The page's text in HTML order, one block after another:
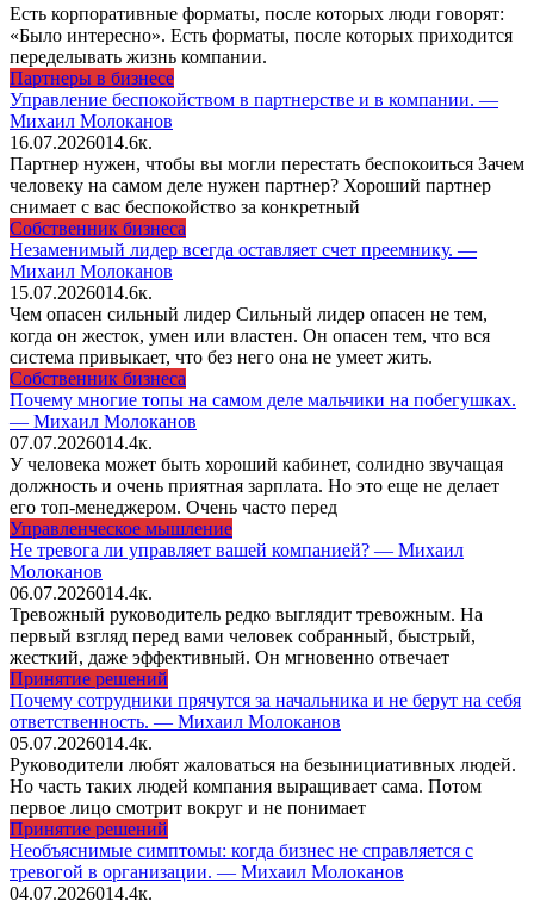
Есть корпоративные форматы, после которых люди говорят:
«Было интересно». Есть форматы, после которых приходится
переделывать жизнь компании.
Партнеры в бизнесе
Управление беспокойством в партнерстве и в компании. —
Михаил Молоканов
16.07.2026014.6к.
Партнер нужен, чтобы вы могли перестать беспокоиться Зачем
человеку на самом деле нужен партнер? Хороший партнер
снимает с вас беспокойство за конкретный
Собственник бизнеса
Незаменимый лидер всегда оставляет счет преемнику. —
Михаил Молоканов
15.07.2026014.6к.
Чем опасен сильный лидер Сильный лидер опасен не тем,
когда он жесток, умен или властен. Он опасен тем, что вся
система привыкает, что без него она не умеет жить.
Собственник бизнеса
Почему многие топы на самом деле мальчики на побегушках.
— Михаил Молоканов
07.07.2026014.4к.
У человека может быть хороший кабинет, солидно звучащая
должность и очень приятная зарплата. Но это еще не делает
его топ-менеджером. Очень часто перед
Управленческое мышление
Не тревога ли управляет вашей компанией? — Михаил
Молоканов
06.07.2026014.4к.
Тревожный руководитель редко выглядит тревожным. На
первый взгляд перед вами человек собранный, быстрый,
жесткий, даже эффективный. Он мгновенно отвечает
Принятие решений
Почему сотрудники прячутся за начальника и не берут на себя
ответственность. — Михаил Молоканов
05.07.2026014.4к.
Руководители любят жаловаться на безынициативных людей.
Но часть таких людей компания выращивает сама. Потом
первое лицо смотрит вокруг и не понимает
Принятие решений
Необъяснимые симптомы: когда бизнес не справляется с
тревогой в организации. — Михаил Молоканов
04.07.2026014.4к.